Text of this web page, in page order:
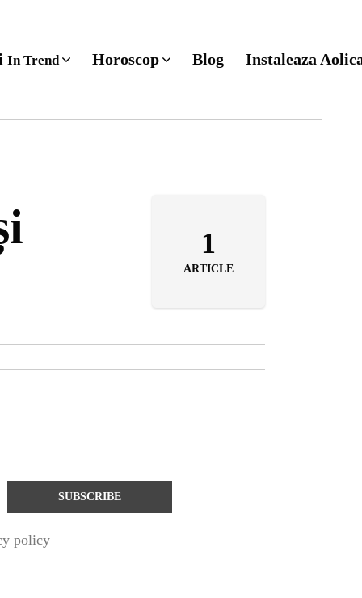
In Trend Horoscop Blog Instaleaza
1
ARTICLE
policy